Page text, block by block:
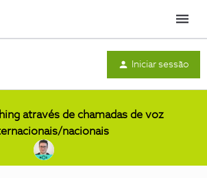
Menu
Iniciar sessão
através de chamadas de voz
nacionais